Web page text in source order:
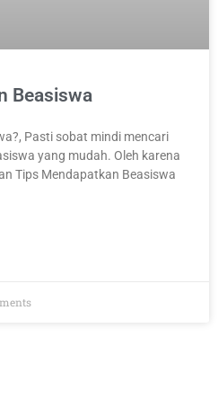
Beasiswa
Pasti sobat mindi mencari
yang mudah. Oleh karena
Tips Mendapatkan Beasiswa